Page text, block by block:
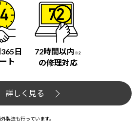
日
ト
72時間以内 ※2
の修理対応
詳しく見る
製造も行っています。